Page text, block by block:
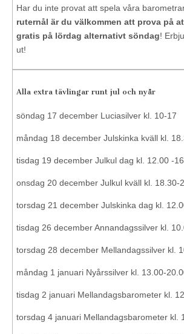
Har du inte provat att spela våra
ruternål är du välkommen att prova på
gratis på lördag alternativt söndag!
ut!
Alla extra tävlingar runt jul och nyår
söndag 17 december Luciasilver kl. 10-17
måndag 18 december Julskinka kväll kl.
tisdag 19 december Julkul dag kl. 12.00 -
onsdag 20 december Julkul kväll kl. 18.30-
torsdag 21 december Julskinka dag kl.
tisdag 26 december Annandagssilver kl.
torsdag 28 december Mellandagssilver kl.
måndag 1 januari Nyårssilver kl. 13.00-
tisdag 2 januari Mellandagsbarometer kl.
torsdag 4 januari Mellandagsbarometer kl.